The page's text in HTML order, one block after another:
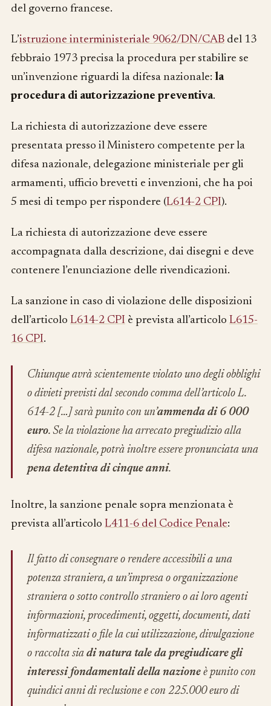
del governo francese.
L’istruzione interministeriale 9062/DN/CAB del 13
febbraio 1973 precisa la procedura per stabilire se
un’invenzione riguardi la difesa nazionale: la
procedura di autorizzazione preventiva.
La richiesta di autorizzazione deve essere
presentata presso il Ministero competente per la
difesa nazionale, delegazione ministeriale per gli
armamenti, ufficio brevetti e invenzioni, che ha poi
5 mesi di tempo per rispondere (L614-2 CPI).
La richiesta di autorizzazione deve essere
accompagnata dalla descrizione, dai disegni e deve
contenere l’enunciazione delle rivendicazioni.
La sanzione in caso di violazione delle disposizioni
dell’articolo L614-2 CPI è prevista all’articolo L615-
16 CPI.
Chiunque avrà scientemente violato uno degli obblighi
o divieti previsti dal secondo comma dell’articolo L.
614-2 […] sarà punito con un’ammenda di 6 000
euro. Se la violazione ha arrecato pregiudizio alla
difesa nazionale, potrà inoltre essere pronunciata una
pena detentiva di cinque anni.
Inoltre, la sanzione penale sopra menzionata è
prevista all’articolo L411-6 del Codice Penale:
Il fatto di consegnare o rendere accessibili a una
potenza straniera, a un’impresa o organizzazione
straniera o sotto controllo straniero o ai loro agenti
informazioni, procedimenti, oggetti, documenti, dati
informatizzati o file la cui utilizzazione, divulgazione
o raccolta sia di natura tale da pregiudicare gli
interessi fondamentali della nazioneè punito con
quindici anni di reclusione e con 225.000 euro di